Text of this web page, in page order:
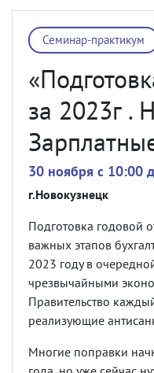
Семинар-практикум
за 2023г .
30 ноября c 10:00
г.Новокузнецк
Подготовка годовой
важных этапов
2023 году в
чрезвычайными
Правительство
реализующие
Многие поправки